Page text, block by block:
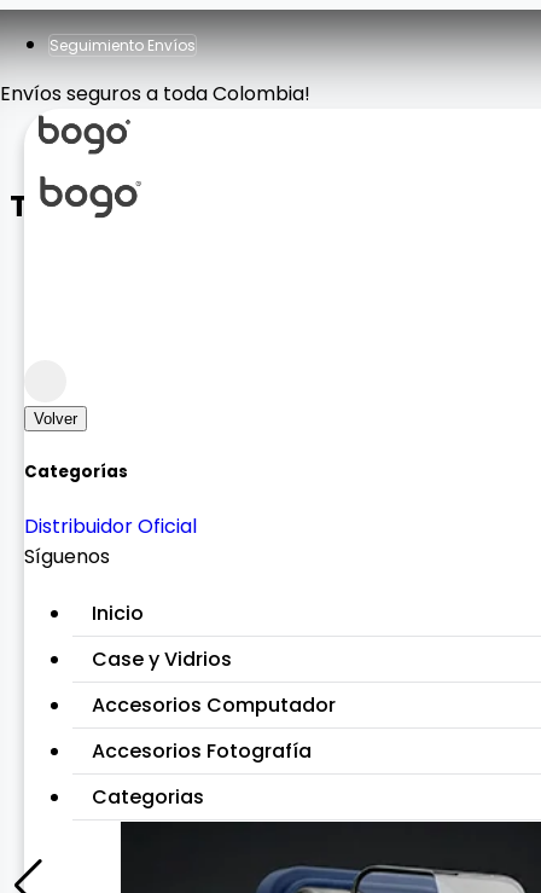
Seguimiento Envíos
Envíos seguros a toda Colombia!
Volver
Categorías
Distribuidor Oficial
Síguenos
Inicio
Case y Vidrios
Accesorios Computador
Accesorios Fotografía
Categorias
Teclado K15